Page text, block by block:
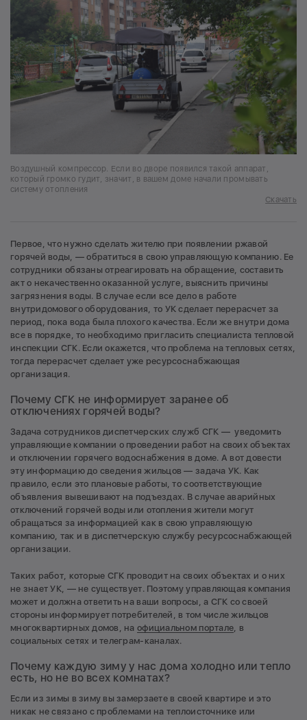
Воздушный компрессор. Если во дворе появился такой аппарат,
который громко гудит, значит, в вашем доме начали промывать
систему отопления
Скачать
Первое, что нужно сделать жителю при появлении ржавой
горячей воды, — обратиться в свою управляющую компанию. Ее
сотрудники обязаны отреагировать на обращение, составить
акт о некачественно оказанной услуге, выяснить причины
загрязнения воды. В случае если все дело в работе
внутридомового оборудования, то УК сделает перерасчет за
период, пока вода была плохого качества. Если же внутри дома
все в порядке, то необходимо пригласить специалиста тепловой
инспекции СГК. Если окажется, что проблема на тепловых сетях,
тогда перерасчет сделает уже ресурсоснабжающая
организация.
Почему СГК не информирует заранее об
отключениях горячей воды?
Задача сотрудников диспетчерских служб СГК — уведомить
управляющие компании о проведении работ на своих объектах
и отключении горячего водоснабжения в доме. А вот довести
эту информацию до сведения жильцов — задача УК. Как
правило, если это плановые работы, то соответствующие
объявления вывешивают на подъездах. В случае аварийных
отключений горячей воды или отопления жители могут
обращаться за информацией как в свою управляющую
компанию, так и в диспетчерскую службу ресурсоснабжающей
организации.
Таких работ, которые СГК проводит на своих объектах и о них
не знает УК, — не существует. Поэтому управляющая компания
может и должна ответить на ваши вопросы, а СГК со своей
стороны информирует потребителей, в том числе жильцов
многоквартирных домов, наофициальном портале , в
социальных сетях и телеграм-каналах.
Почему каждую зиму у нас дома холодно или тепло
есть, но не во всех комнатах?
Если из зимы в зиму вы замерзаете в своей квартире и это
никак не связано с проблемами на теплоисточнике или